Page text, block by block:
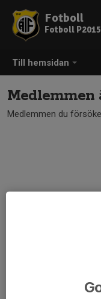
Till hemsidan
Fotboll
Fotboll P2015
Medlemmen
Medlemmen du